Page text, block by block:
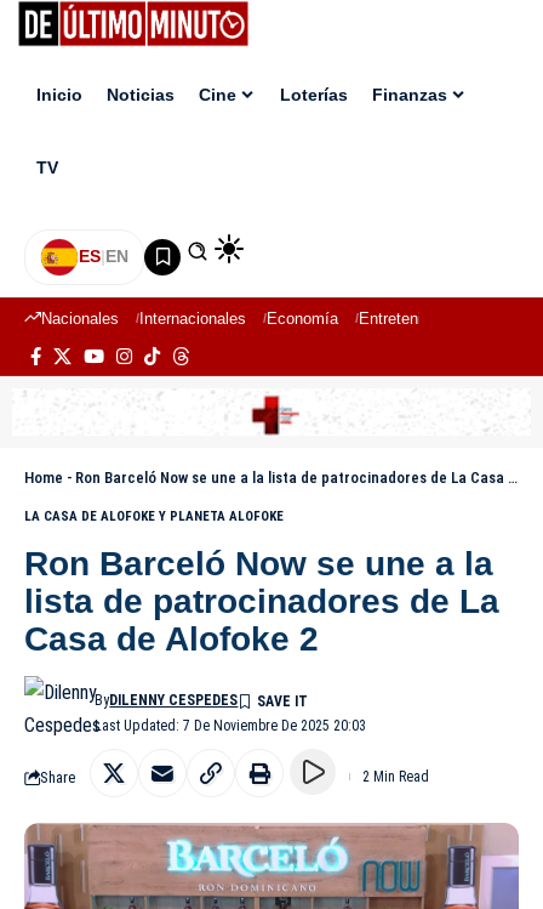
Inicio Noticias Cine Loterías Finanzas
TV
ES|EN
Nacionales Internacionales Economía Entretenimiento
Home - Ron Barceló Now se une a la lista de patrocinadores de La Casa de Alofoke 2
LA CASA DE ALOFOKE Y PLANETA ALOFOKE
Ron Barceló Now se une a la
lista de patrocinadores de La
Casa de Alofoke 2
Last Updated: 7 De Noviembre De 2025 20:03
ByDILENNY CESPEDES
Share 2 Min Read